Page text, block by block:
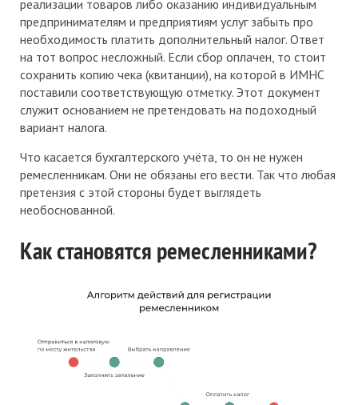
реализации товаров либо оказанию индивидуальным
предпринимателям и предприятиям услуг забыть про
необходимость платить дополнительный налог. Ответ
на тот вопрос несложный. Если сбор оплачен, то стоит
сохранить копию чека (квитанции), на которой в ИМНС
поставили соответствующую отметку. Этот документ
служит основанием не претендовать на подоходный
вариант налога.
Что касается бухгалтерского учёта, то он не нужен
ремесленникам. Они не обязаны его вести. Так что любая
претензия с этой стороны будет выглядеть
необоснованной.
Как становятся ремесленниками?